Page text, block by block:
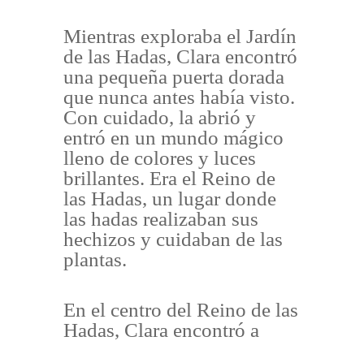
Mientras exploraba el Jardín
de las Hadas, Clara encontró
una pequeña puerta dorada
que nunca antes había visto.
Con cuidado, la abrió y
entró en un mundo mágico
lleno de colores y luces
brillantes. Era el Reino de
las Hadas, un lugar donde
las hadas realizaban sus
hechizos y cuidaban de las
plantas.
En el centro del Reino de las
Hadas, Clara encontró a